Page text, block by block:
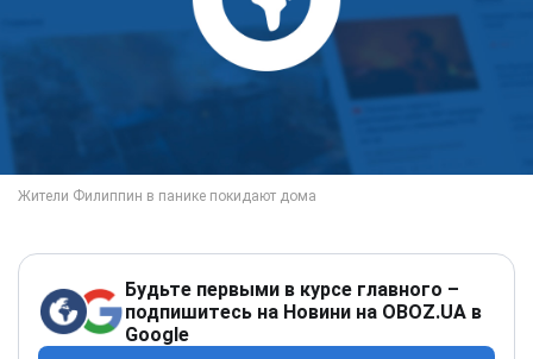
Будьте первыми в курсе главного –
подпишитесь на Новини на OBOZ.UA в
Google